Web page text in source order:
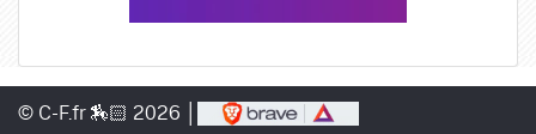
© C-F.fr 🏇🏻 2026 │